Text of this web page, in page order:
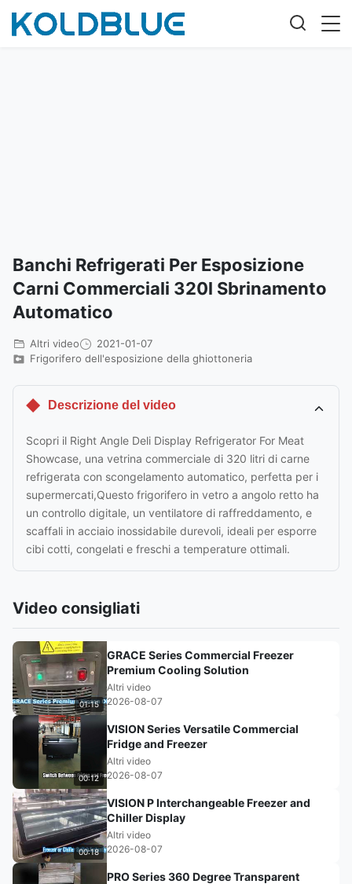
Banchi Refrigerati Per Esposizione
Carni Commerciali 320l Sbrinamento
Automatico
Altri video
2021-01-07
Frigorifero dell'esposizione della ghiottoneria
Descrizione del video
Scopri il Right Angle Deli Display Refrigerator For Meat
Showcase, una vetrina commerciale di 320 litri di carne
refrigerata con scongelamento automatico, perfetta per i
supermercati,Questo frigorifero in vetro a angolo retto ha
un controllo digitale, un ventilatore di raffreddamento, e
scaffali in acciaio inossidabile durevoli, ideali per esporre
cibi cotti, congelati e freschi a temperature ottimali.
Video consigliati
01:15
GRACE Series Commercial Freezer
Premium Cooling Solution
Altri video
2026-08-07
00:12
VISION Series Versatile Commercial
Fridge and Freezer
Altri video
2026-08-07
00:18
VISION P Interchangeable Freezer and
Chiller Display
Altri video
2026-08-07
PRO Series 360 Degree Transparent